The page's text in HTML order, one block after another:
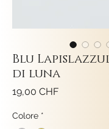
Blu
di luna
19,00 CHFPrezzo
Colore *